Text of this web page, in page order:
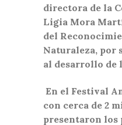
directora de la
Ligia Mora
del
Naturaleza, por
al desarrollo de
En el Festival
con cerca de 2
presentaron los